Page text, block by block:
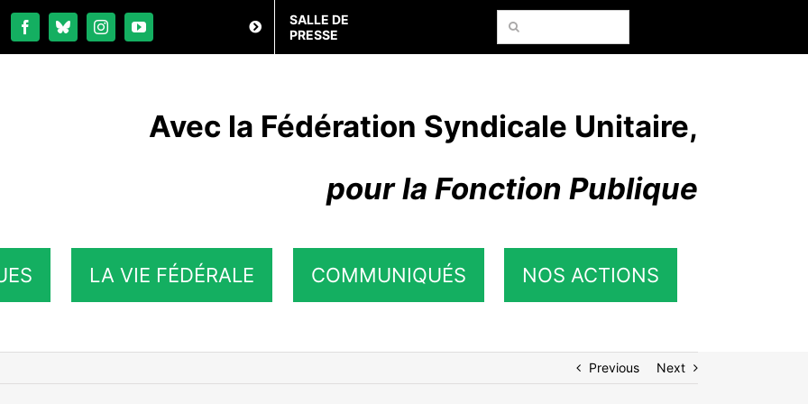
SALLE DE
PRESSE
Rechercher:
Avec la Fédération Syndicale Unitaire,
pour la Fonction Publique
LA VIE FÉDÉRALE COMMUNIQUÉS NOS ACTIONS
Previous Next